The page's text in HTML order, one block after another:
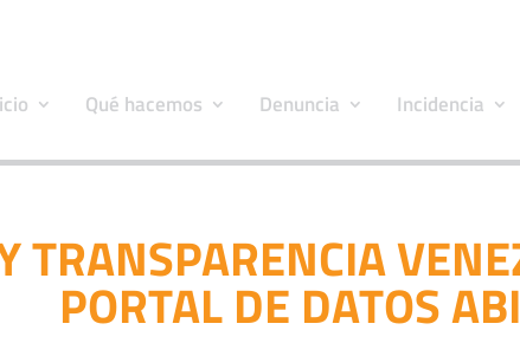
Qué hacemos Denuncia Incidencia
TRANSPARENCIA
PORTAL DE DATOS